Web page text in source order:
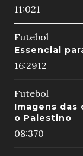
11:021
Futebol
Essencial
16:2912
Futebol
Imagens das
o Palestino
08:370